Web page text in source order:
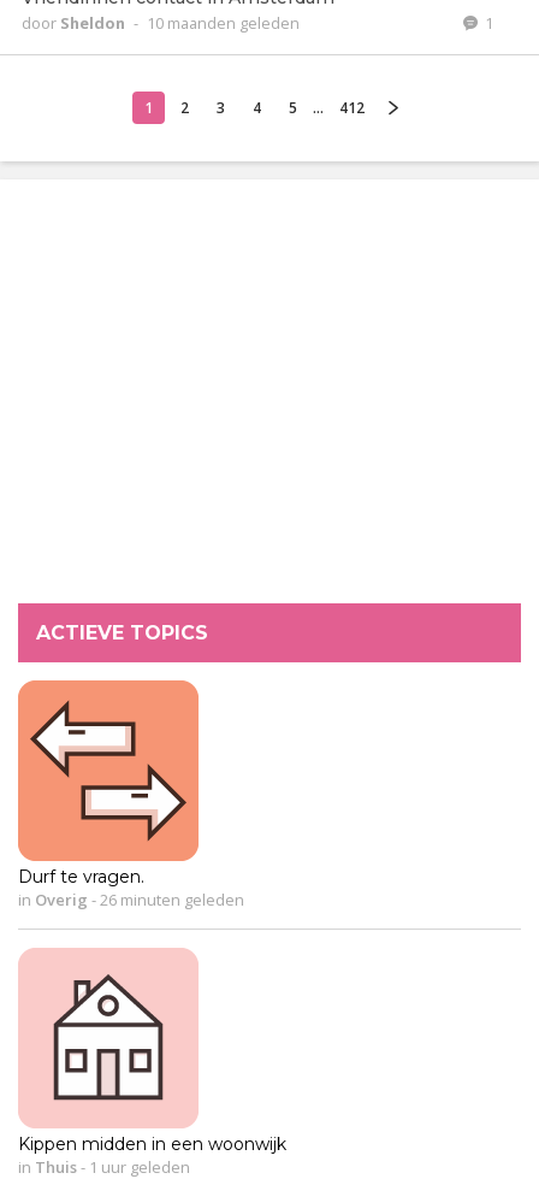
door Sheldon - 10 maanden geleden 1
1 2 3 4 5 ... 412
ACTIEVE TOPICS
Durf te vragen.
in Overig - 26 minuten geleden
Kippen midden in een woonwijk
in Thuis- 1 uur geleden